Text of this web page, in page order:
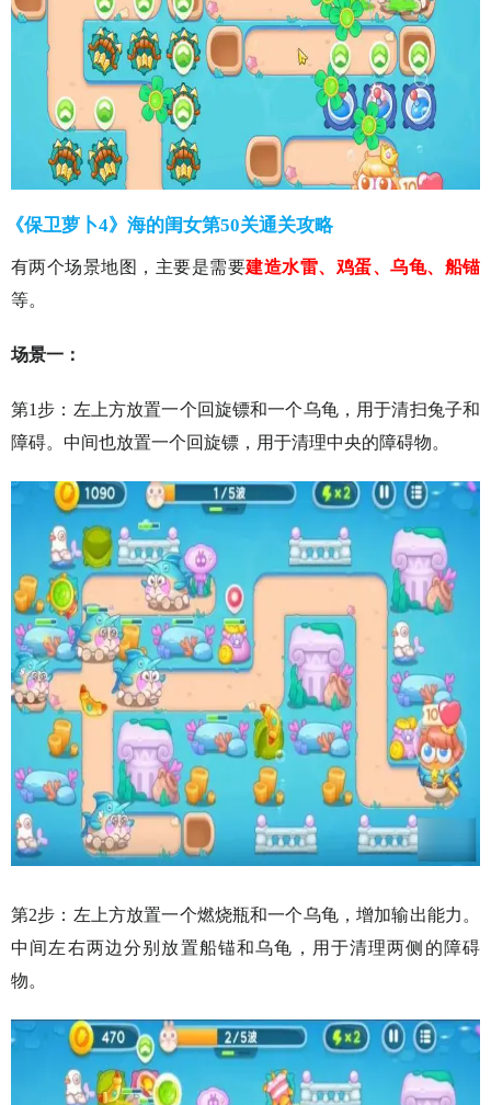
《保卫萝卜4》海的闺女第50关通关攻略
有两个场景地图，主要是需要建造水雷、鸡蛋、乌龟、船锚
等。
场景一：
第1步：左上方放置一个回旋镖和一个乌龟，用于清扫兔子和
障碍。中间也放置一个回旋镖，用于清理中央的障碍物。
第2步：左上方放置一个燃烧瓶和一个乌龟，增加输出能力。
中间左右两边分别放置船锚和乌龟，用于清理两侧的障碍
物。